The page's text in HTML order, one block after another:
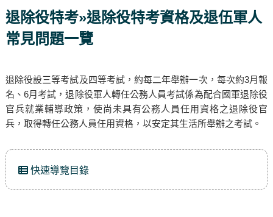
退除役特考»退除役特考資格及退伍軍人
常見問題一覽
退除役設三等考試及四等考試，約每二年舉辦一次，每次約3月報
名、6月考試，退除役軍人轉任公務人員考試係為配合國軍退除役
官兵就業輔導政策，使尚未具有公務人員任用資格之退除役官
兵，取得轉任公務人員任用資格，以安定其生活所舉辦之考試。
快速導覽目錄